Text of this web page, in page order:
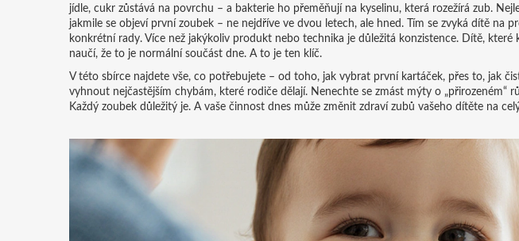
jídle, cukr zůstává na povrchu – a bakterie ho přeměňují na kyselinu, která rozežírá zub.
jakmile se objeví první zoubek – ne nejdříve ve dvou letech, ale hned. Tím se zvyká dítě na
konkrétní rady. Více než jakýkoliv produkt nebo technika je důležitá konzistence. Dítě, které
naučí, že to je normální součást dne. A to je ten klíč.
V této sbírce najdete vše, co potřebujete – od toho, jak vybrat první kartáček, přes to, jak
vyhnout nejčastějším chybám, které rodiče dělají. Nenechte se zmást mýty o „přirozeném“
Každý zoubek důležitý je. A vaše činnost dnes může změnit zdraví zubů vašeho dítěte na